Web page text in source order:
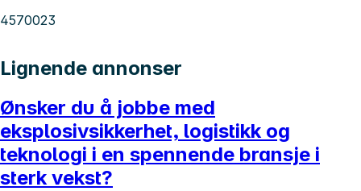
4570023
Lignende annonser
Ønsker du å jobbe med
eksplosivsikkerhet, logistikk og
teknologi i en spennende bransje i
sterk vekst?